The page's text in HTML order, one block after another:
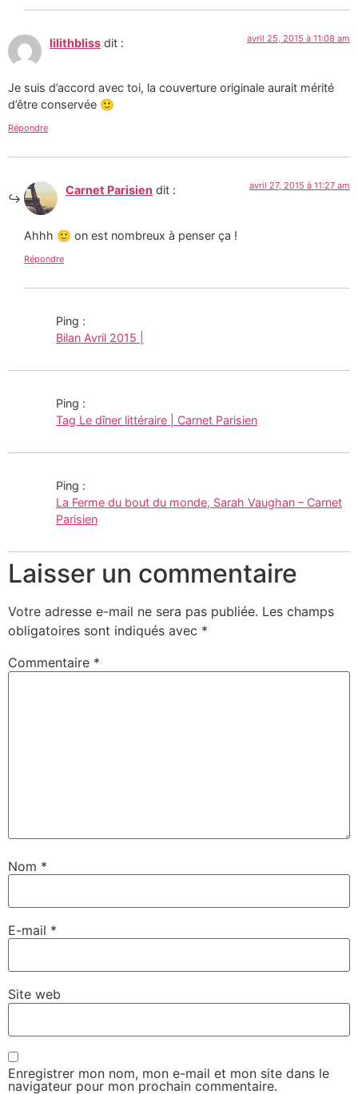
lilithbliss dit : avril 25, 2015 à 11:08 am
Je suis d’accord avec toi, la couverture originale aurait mérité
d’être conservée 🙂
Répondre
Carnet Parisien dit : avril 27, 2015 à 11:27 am
Ahhh 🙂 on est nombreux à penser ça !
Répondre
Ping :
Bilan Avril 2015 |
Ping :
Tag Le dîner littéraire | Carnet Parisien
Ping :
La Ferme du bout du monde, Sarah Vaughan – Carnet
Parisien
Laisser un commentaire
Votre adresse e-mail ne sera pas publiée. Les champs
obligatoires sont indiqués avec *
Commentaire *
Nom *
E-mail *
Site web
Enregistrer mon nom, mon e-mail et mon site dans le
navigateur pour mon prochain commentaire.